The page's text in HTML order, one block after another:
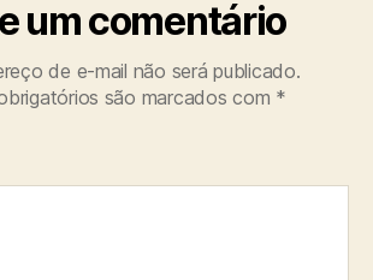
um comentário
de e-mail não será publicado.
são marcados com *